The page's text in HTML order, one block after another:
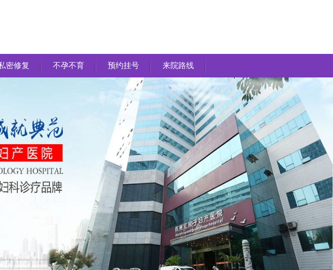
密修复 不孕不育 预约挂号 来院路线